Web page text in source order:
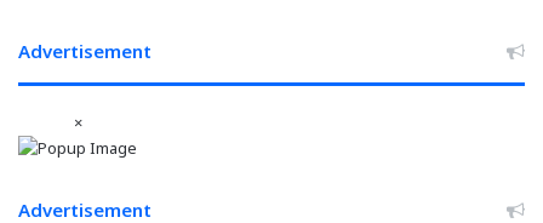
Advertisement
×
Advertisement